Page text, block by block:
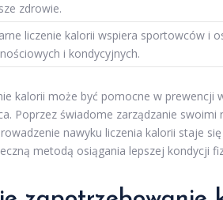
zdrowie.
liczenie kalorii wspiera sportowców i
i kondycyjnych.
kalorii może być pomocne w prewencji
Poprzez świadome zarządzanie
nawyku liczenia kalorii staje
metodą osiągania lepszej kondycji